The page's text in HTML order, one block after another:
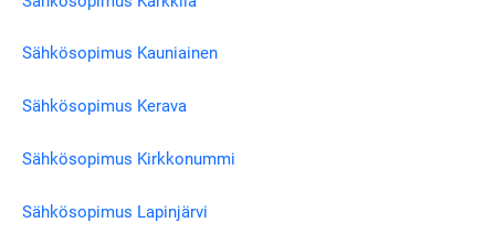
Sähkösopimus Kauniainen
Sähkösopimus Kerava
Sähkösopimus Kirkkonummi
Sähkösopimus Lapinjärvi